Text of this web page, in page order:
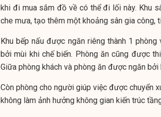
khi đi mua sắm đồ về có thể đi lối này. Khu
che mưa, tạo thêm một khoảng sân gia công,
Khu bếp nấu được ngăn riêng thành 1
bởi mùi khi chế biến. Phòng ăn cũng được
Giữa phòng khách và phòng ăn được ngăn
Còn phòng cho người giúp việc được chuyển
không làm ảnh hưởng không gian kiến trúc